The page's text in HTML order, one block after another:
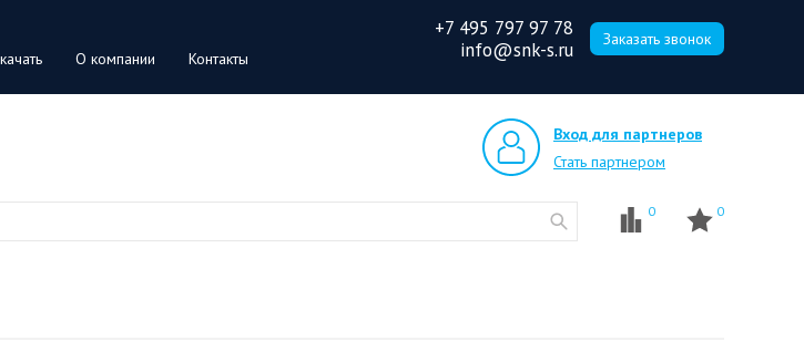
О компании Контакты
+7 495 797 97 78
info@snk-s.ru
Заказать звонок
Вход для партнеров
Стать партнером
0 0